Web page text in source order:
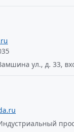
ул., д. 33,